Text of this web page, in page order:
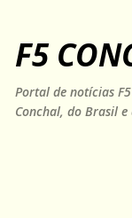
F5
Portal de notícias
Conchal, do Brasil e